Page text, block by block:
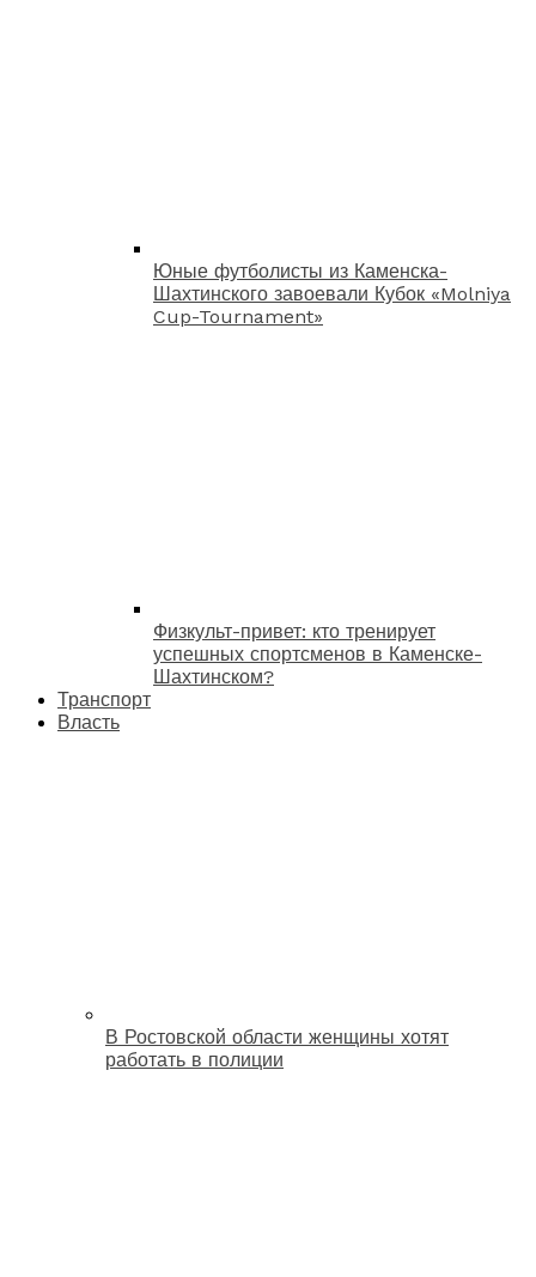
Юные футболисты из Каменска-
Шахтинского завоевали Кубок «Molniya
Cup-Tournament»
Физкульт-привет: кто тренирует
успешных спортсменов в Каменске-
Шахтинском?
Транспорт
Власть
В Ростовской области женщины хотят
работать в полиции